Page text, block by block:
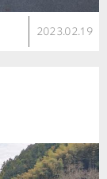
2023.02.19